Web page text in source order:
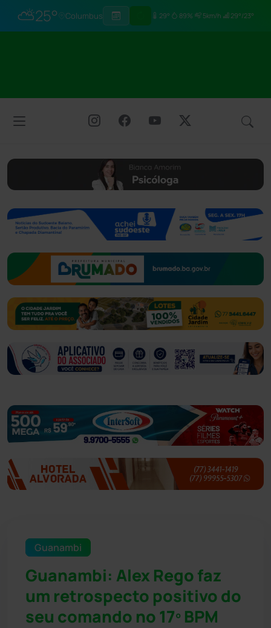
⛅25° Columbus 29° 89% 5km/h 29°/23°
Guanambi
Guanambi: Alex Rego faz
um retrospecto positivo do
seu comando no 17º BPM